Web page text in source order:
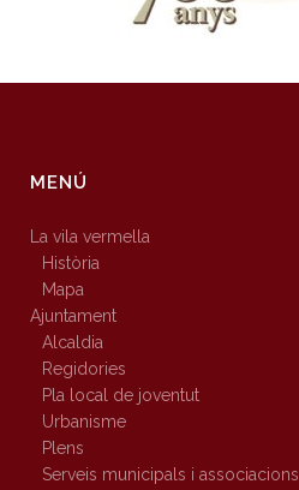
MENÚ
La vila vermella
Història
Mapa
Ajuntament
Alcaldia
Regidories
Pla local de joventut
Urbanisme
Plens
Serveis municipals i associacions